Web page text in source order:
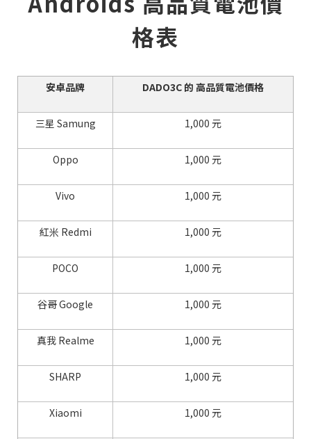
格表
安卓品牌 DADO3C 的 高品質電池價格
三星 Samung 1,000 元
Oppo 1,000 元
Vivo 1,000 元
紅米 Redmi 1,000 元
POCO 1,000 元
谷哥 Google 1,000 元
真我 Realme 1,000 元
SHARP 1,000 元
Xiaomi 1,000 元